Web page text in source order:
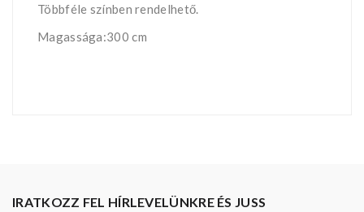
Többféle színben rendelhető.
Magassága:300 cm
IRATKOZZ FEL HÍRLEVELÜNKRE ÉS JUSS